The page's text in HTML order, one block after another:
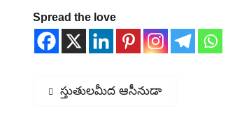
Spread the love
Post
Previous
స్తుతులమీద ఆసీనుడా